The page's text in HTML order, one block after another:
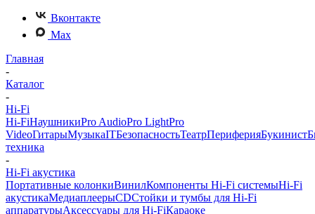
Вконтакте
Max
Главная
-
Каталог
-
Hi-Fi
Hi-FiНаушникиPro AudioPro LightPro
VideoГитарыМузыкаITБезопасностьТеатрПериферияБукинист
техника
-
Hi-Fi акустика
Портативные колонкиВинилКомпоненты Hi-Fi системыHi-Fi
акустикаМедиаплеерыCDСтойки и тумбы для Hi-Fi
аппаратурыАксессуары для Hi-FiКараоке